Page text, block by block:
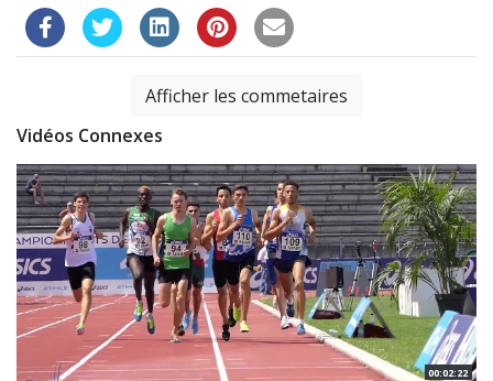
Afficher les commetaires
Vidéos Connexes
00:02:22